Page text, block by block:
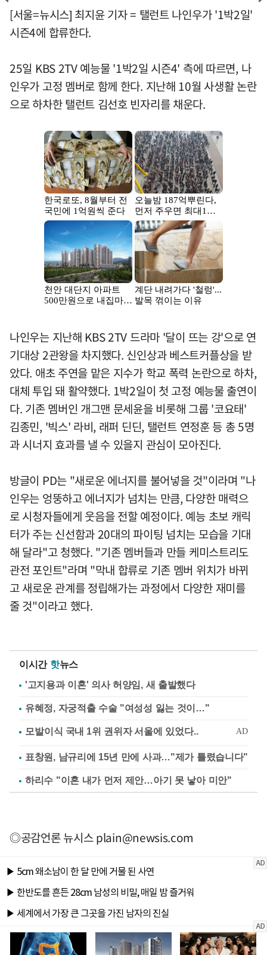
[서울=뉴시스] 최지윤 기자 = 탤런트 나인우가 '1박2일'
시즌4에 합류한다.
25일 KBS 2TV 예능물 '1박2일 시즌4' 측에 따르면, 나
인우가 고정 멤버로 함께 한다. 지난해 10월 사생활 논란
으로 하차한 탤런트 김선호 빈자리를 채운다.
나인우는 지난해 KBS 2TV 드라마 '달이 뜨는 강'으로 연
기대상 2관왕을 차지했다. 신인상과 베스트커플상을 받
았다. 애초 주연을 맡은 지수가 학교 폭력 논란으로 하차,
대체 투입 돼 활약했다. 1박2일이 첫 고정 예능물 출연이
다. 기존 멤버인 개그맨 문세윤을 비롯해 그룹 '코요태'
김종민, '빅스' 라비, 래퍼 딘딘, 탤런트 연정훈 등 총 5명
과 시너지 효과를 낼 수 있을지 관심이 모아진다.
방글이 PD는 "새로운 에너지를 불어넣을 것"이라며 "나
인우는 엉뚱하고 에너지가 넘치는 만큼, 다양한 매력으
로 시청자들에게 웃음을 전할 예정이다. 예능 초보 캐릭
터가 주는 신선함과 20대의 파이팅 넘치는 모습을 기대
해 달라"고 청했다. "기존 멤버들과 만들 케미스트리도
관전 포인트"라며 "막내 합류로 기존 멤버 위치가 바뀌
고 새로운 관계를 정립해가는 과정에서 다양한 재미를
줄 것"이라고 했다.
이시간 핫뉴스
'고지용과 이혼' 의사 허양임, 새 출발했다
유혜정, 자궁적출 수술 "여성성 잃는 것이…"
표창원, 남규리에 15년 만에 사과…"제가 틀렸습니다"
하리수 "이혼 내가 먼저 제안…아기 못 낳아 미안"
◎공감언론 뉴시스plain@newsis.com